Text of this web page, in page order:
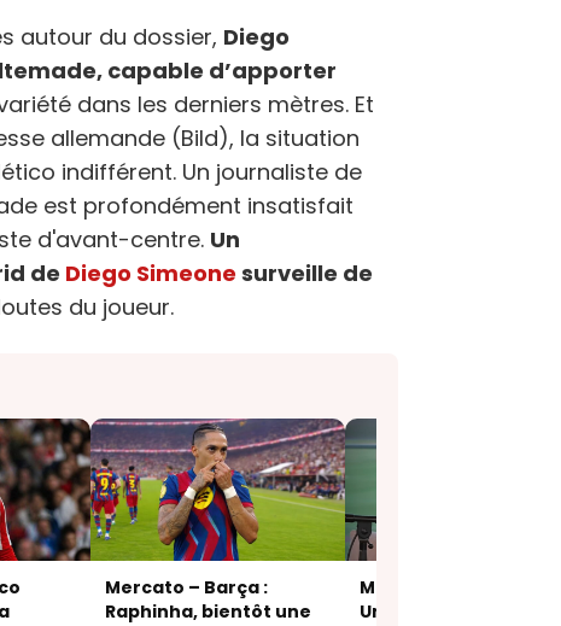
autour du dossier, Diego
capable d’apporter
dans les derniers mètres. Et
allemande (Bild), la situation
indifférent. Un journaliste de
est profondément insatisfait
d'avant-centre. Un
de Diego Simeone surveille de
du joueur.
Mercato – Barça :
Raphinha, bientôt une
Mercato – Manchester
United : Carrick